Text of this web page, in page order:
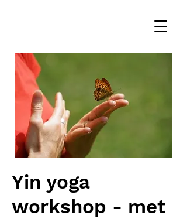
Yin yoga
workshop - met